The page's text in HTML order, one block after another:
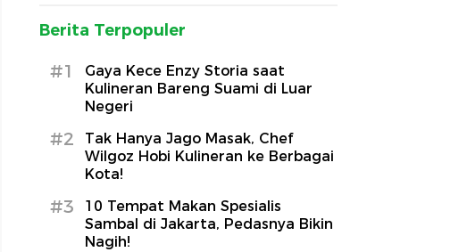
Berita Terpopuler
#1
Gaya Kece Enzy Storia saat
Kulineran Bareng Suami di Luar
Negeri
#2
Tak Hanya Jago Masak, Chef
Wilgoz Hobi Kulineran ke Berbagai
Kota!
#3
10 Tempat Makan Spesialis
Sambal di Jakarta, Pedasnya Bikin
Nagih!